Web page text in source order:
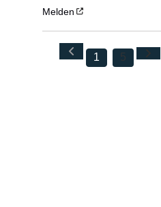
Melden
1 5